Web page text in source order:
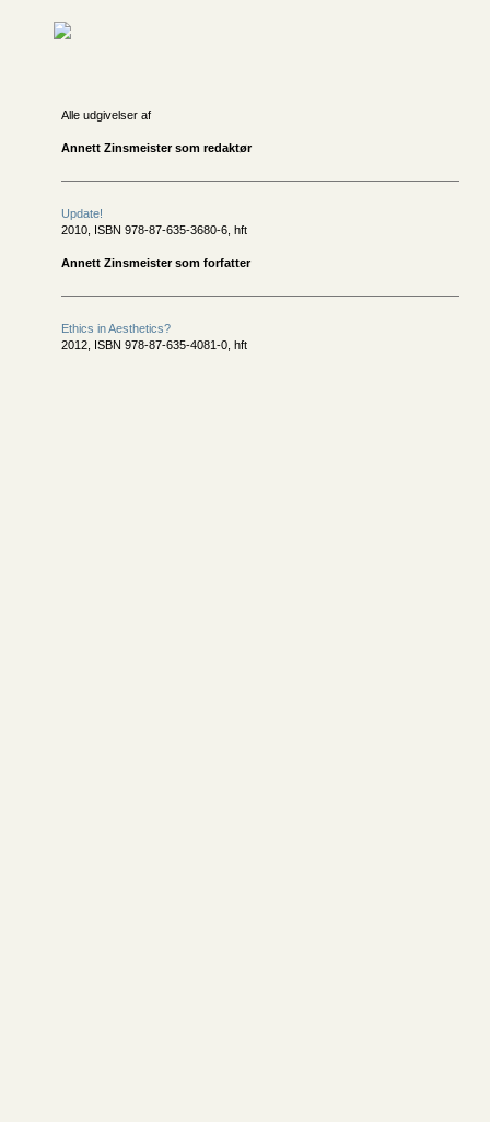
Alle udgivelser af
Annett Zinsmeister som redaktør
Update!
2010, ISBN 978-87-635-3680-6, hft
Annett Zinsmeister som forfatter
Ethics in Aesthetics?
2012, ISBN 978-87-635-4081-0, hft